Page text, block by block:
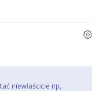
niewłaścicie np,